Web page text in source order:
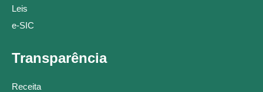
Leis
e-SIC
Transparência
Receita